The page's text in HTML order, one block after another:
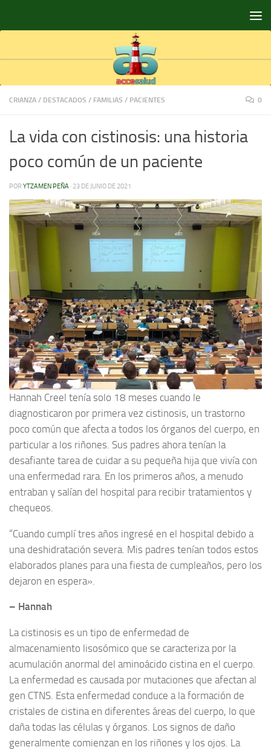
CRIANZA / DESTACADOS / FAMILIAS / PACIENTES 0
La vida con cistinosis: una historia
poco común de un paciente
POR YTZAMEN PEÑA · 23 DE JUNIO DE 2021
Hannah Creel tenía solo 18 meses cuando le
diagnosticaron por primera vez cistinosis, un trastorno
poco común que afecta a todos los órganos del cuerpo, en
particular a los riñones. Sus padres ahora tenían la
desafiante tarea de cuidar a su pequeña hija que vivía con
una enfermedad rara. En los primeros años, a menudo
entraban y salían del hospital para recibir tratamientos y
chequeos.
“Cuando cumplí tres años ingresé en el hospital debido a
una deshidratación severa. Mis padres tenían todos estos
elaborados planes para una fiesta de cumpleaños, pero los
dejaron en espera».
– Hannah
La cistinosis es un tipo de enfermedad de
almacenamiento lisosómico que se caracteriza por la
acumulación anormal del aminoácido cistina en el cuerpo.
La enfermedad es causada por mutaciones que afectan al
gen CTNS. Esta enfermedad conduce a la formación de
cristales de cistina en diferentes áreas del cuerpo, lo que
daña todas las células y órganos. Los signos de daño
generalmente comienzan en los riñones y los ojos. La